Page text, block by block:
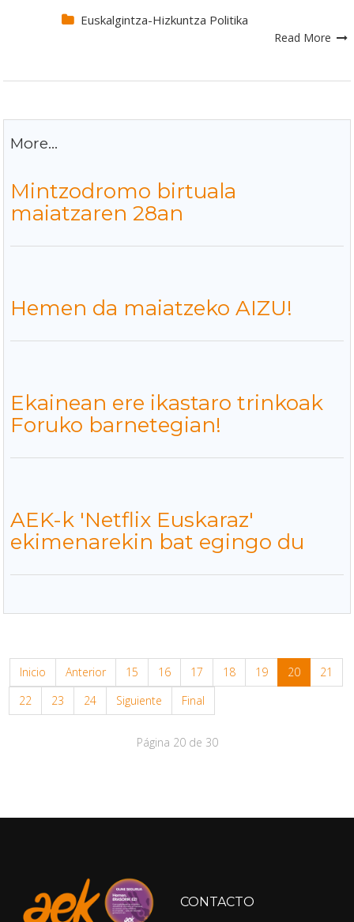
Euskalgintza-Hizkuntza Politika
Read More
More...
Mintzodromo birtuala
maiatzaren 28an
Hemen da maiatzeko AIZU!
Ekainean ere ikastaro trinkoak
Foruko barnetegian!
AEK-k 'Netflix Euskaraz'
ekimenarekin bat egingo du
Inicio Anterior 15 16 17 18 19 20
21
22
23 24 Siguiente Final
Página 20 de 30
CONTACTO